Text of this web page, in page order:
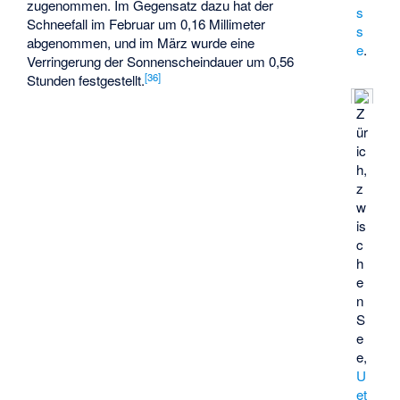
s
s
e.
Z
ür
ic
h,
z
w
is
c
h
e
n
S
e
e,
U
et
zugenommen. Im Gegensatz dazu hat der
Schneefall im Februar um 0,16 Millimeter
abgenommen, und im März wurde eine
Verringerung der Sonnenscheindauer um 0,56
Stunden festgestellt.[36]